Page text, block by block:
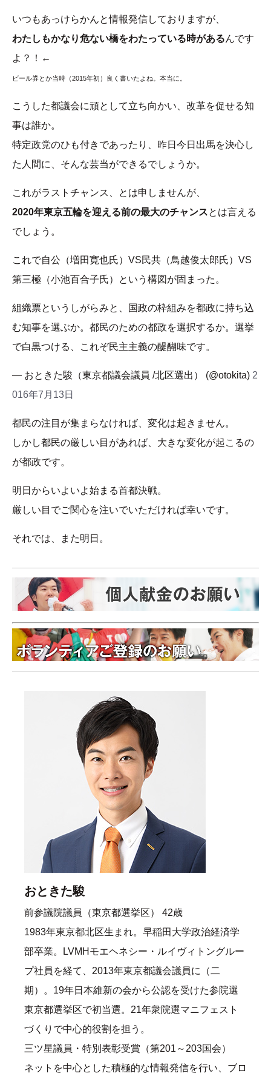
いつもあっけらかんと情報発信しておりますが、
わたしもかなり危ない橋をわたっている時があるんです
よ？！←
ビール券とか当時（2015年初）良く書いたよね。本当に。
こうした都議会に頑として立ち向かい、改革を促せる知
事は誰か。
特定政党のひも付きであったり、昨日今日出馬を決心し
た人間に、そんな芸当ができるでしょうか。
これがラストチャンス、とは申しませんが、
2020年東京五輪を迎える前の最大のチャンスとは言える
でしょう。
これで自公（増田寛也氏）VS民共（鳥越俊太郎氏）VS
第三極（小池百合子氏）という構図が固まった。
組織票というしがらみと、国政の枠組みを都政に持ち込
む知事を選ぶか。都民のための都政を選択するか。選挙
で白黒つける、これぞ民主主義の醍醐味です。
— おときた駿（東京都議会議員 /北区選出） (@otokita) 2
016年7月13日
都民の注目が集まらなければ、変化は起きません。
しかし都民の厳しい目があれば、大きな変化が起こるの
が都政です。
明日からいよいよ始まる首都決戦。
厳しい目でご関心を注いでいただければ幸いです。
それでは、また明日。
おときた駿
前参議院議員（東京都選挙区） 42歳
1983年東京都北区生まれ。早稲田大学政治経済学
部卒業。LVMHモエヘネシー・ルイヴィトングルー
プ社員を経て、2013年東京都議会議員に（二
期）。19年日本維新の会から公認を受けた参院選
東京都選挙区で初当選。21年衆院選マニフェスト
づくりで中心的役割を担う。
三ツ星議員・特別表彰受賞（第201～203国会）
ネットを中心とした積極的な情報発信を行い、ブロ